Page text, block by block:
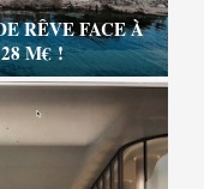
RÊVE FACE À
M€ !